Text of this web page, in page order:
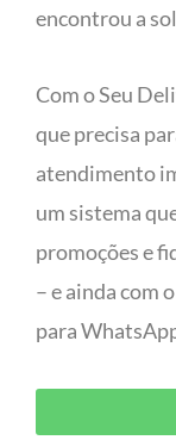
encontrou a
Com o Seu
que precisa
atendimento
um sistema
promoções e
– e ainda com
para